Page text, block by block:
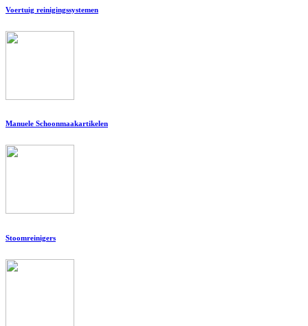
Voertuig reinigingssystemen
Manuele Schoonmaakartikelen
Stoomreinigers